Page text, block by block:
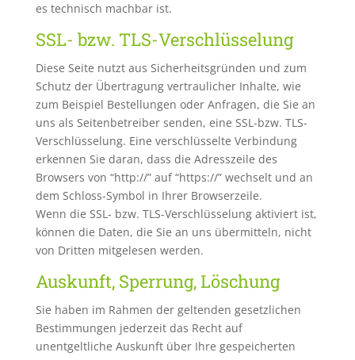
es technisch machbar ist.
SSL- bzw. TLS-Verschlüsselung
Diese Seite nutzt aus Sicherheitsgründen und zum
Schutz der Übertragung vertraulicher Inhalte, wie
zum Beispiel Bestellungen oder Anfragen, die Sie an
uns als Seitenbetreiber senden, eine SSL-bzw. TLS-
Verschlüsselung. Eine verschlüsselte Verbindung
erkennen Sie daran, dass die Adresszeile des
Browsers von “http://” auf “https://” wechselt und an
dem Schloss-Symbol in Ihrer Browserzeile.
Wenn die SSL- bzw. TLS-Verschlüsselung aktiviert ist,
können die Daten, die Sie an uns übermitteln, nicht
von Dritten mitgelesen werden.
Auskunft, Sperrung, Löschung
Sie haben im Rahmen der geltenden gesetzlichen
Bestimmungen jederzeit das Recht auf
unentgeltliche Auskunft über Ihre gespeicherten